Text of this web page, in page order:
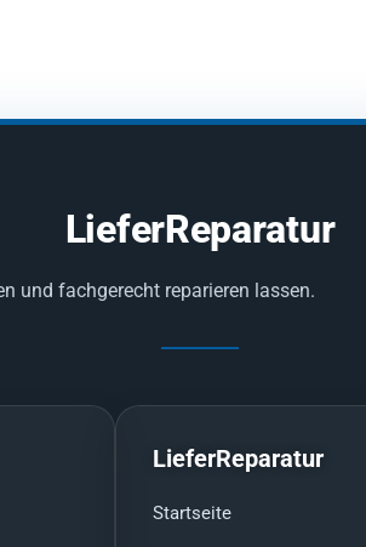
LieferReparatur
und fachgerecht reparieren lassen.
LieferReparatur
Startseite